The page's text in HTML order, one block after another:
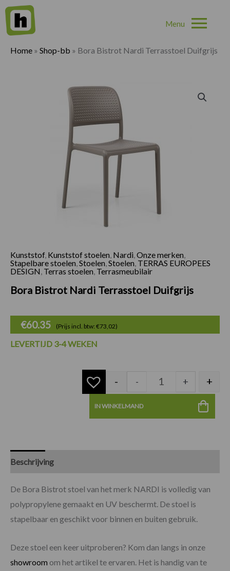
Home » Shop-bb » Bora Bistrot Nardi Terrasstoel Duifgrijs
Kunststof, Kunststof stoelen Nardi Onze merken
Stapelbare stoelen Stoelen Stoelen TERRAS EUROPEES
DESIGN Terras stoelen Terrasmeubilair
Bora Bistrot Nardi Terrasstoel Duifgrijs
€60.35 (Prijs incl. btw: €73,02)
LEVERTIJD 3-4 WEKEN
Bora Bistrot Nardi
- - + +
IN WINKELMAND
Beschrijving
De Bora Bistrot stoel van het merk NARDI is volledig van
polypropylene gemaakt en UV beschermt. De stoel is
stapelbaar en geschikt voor binnen en buiten gebruik.
Deze stoel een keer uitproberen? Kom dan langs in onze
showroom om het artikel te ervaren. Het is handig van te